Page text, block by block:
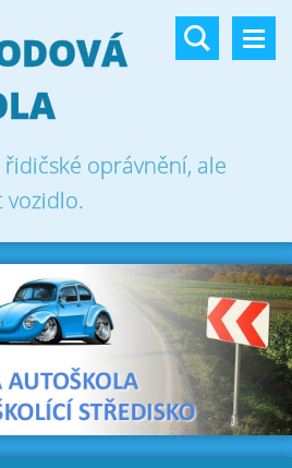
oprávnění, ale
vozidlo.